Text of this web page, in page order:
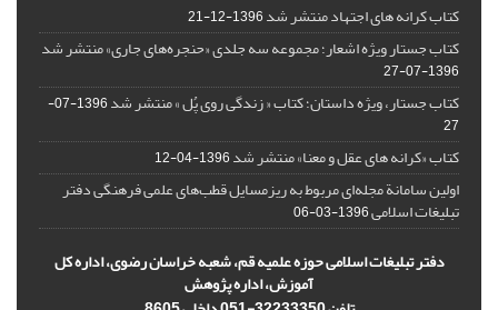
کتاب کرانه های اجتهاد منتشر شد1396-12-21
کتاب جستار ویژه اشعار؛ مجموعه سه جلدی «حنجره‌های جاری» منتشر شد
1396-07-27
کتاب جستار، ویژه داستان؛ کتاب « زندگی روی پُل » منتشر شد
1396-07-
27
کتاب «کرانه های عقل و معنا» منتشر شد1396-04-12
اولین سامانة مجله‌ای مربوط به ریزمسایل‌ قطب‌های علمی فرهنگی دفتر
تبلیغات اسلامی1396-03-06
دفتر تبلیغات اسلامی حوزه علمیه قم، شعبه خراسان رضوی، اداره کل
آموزش، اداره پژوهش